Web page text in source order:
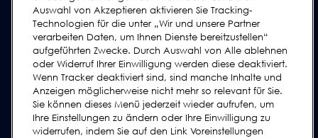
Schulungen
Upgrades / Überholung
SUPPORT
Kontakt
Supportanfrage
Auswahl von Akzeptieren aktivieren Sie Tracking-
Technologien für die unter „Wir und unsere Partner
verarbeiten Daten, um Ihnen Dienste bereitzustellen“
aufgeführten Zwecke. Durch Auswahl von Alle ablehnen
oder Widerruf Ihrer Einwilligung werden diese deaktiviert.
Wenn Tracker deaktiviert sind, sind manche Inhalte und
Anzeigen möglicherweise nicht mehr so relevant für Sie.
Sie können dieses Menü jederzeit wieder aufrufen, um
Ihre Einstellungen zu ändern oder Ihre Einwilligung zu
widerrufen, indem Sie auf den Link Voreinstellungen